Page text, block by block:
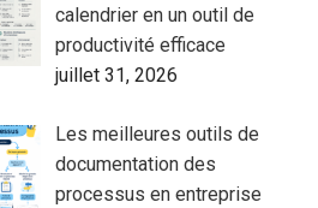
calendrier en un outil de
productivité efficace
juillet 31, 2026
Les meilleures outils de
documentation des
processus en entreprise